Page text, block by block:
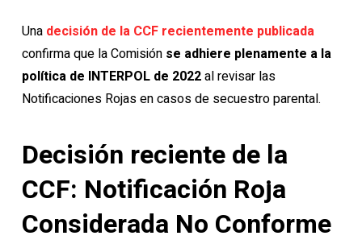
Una decisión de la CCF recientemente publicada
confirma que la Comisión se adhiere plenamente a la
política de INTERPOL de 2022al revisar las
Notificaciones Rojas en casos de secuestro parental.
Decisión reciente de la
CCF: Notificación Roja
Considerada No Conforme